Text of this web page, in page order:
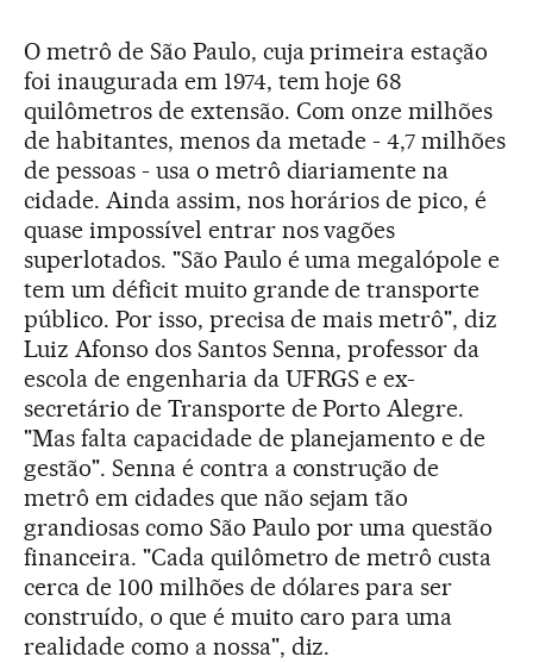
O metrô de São Paulo, cuja primeira estação
foi inaugurada em 1974, tem hoje 68
quilômetros de extensão. Com onze milhões
de habitantes, menos da metade - 4,7 milhões
de pessoas - usa o metrô diariamente na
cidade. Ainda assim, nos horários de pico, é
quase impossível entrar nos vagões
superlotados. "São Paulo é uma megalópole e
tem um déficit muito grande de transporte
público. Por isso, precisa de mais metrô", diz
Luiz Afonso dos Santos Senna, professor da
escola de engenharia da UFRGS e ex-
secretário de Transporte de Porto Alegre.
"Mas falta capacidade de planejamento e de
gestão". Senna é contra a construção de
metrô em cidades que não sejam tão
grandiosas como São Paulo por uma questão
financeira. "Cada quilômetro de metrô custa
cerca de 100 milhões de dólares para ser
construído, o que é muito caro para uma
realidade como a nossa", diz.